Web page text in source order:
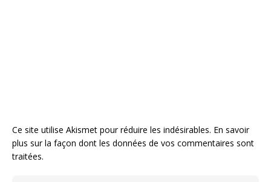
Ce site utilise Akismet pour réduire les indésirables. En savoir
plus sur la façon dont les données de vos commentaires sont
traitées.